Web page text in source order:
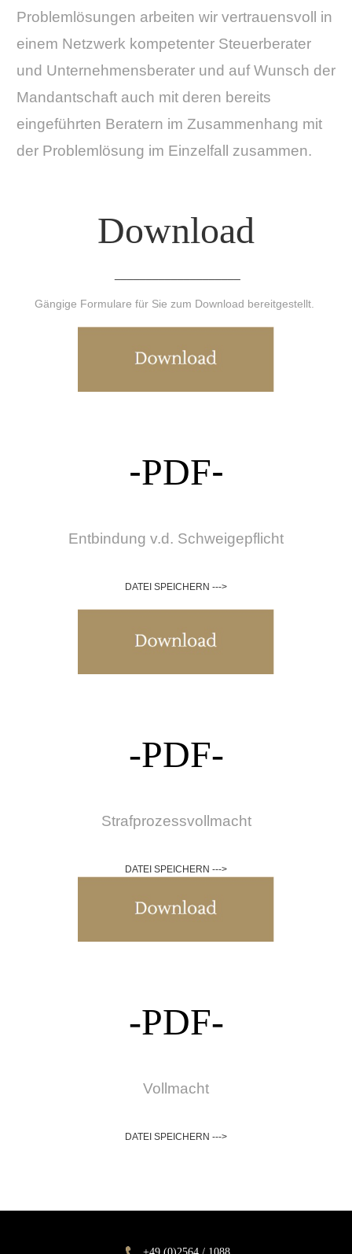
Problemlösungen arbeiten wir vertrauensvoll in
einem Netzwerk kompetenter Steuerberater
und Unternehmensberater und auf Wunsch der
Mandantschaft auch mit deren bereits
eingeführten Beratern im Zusammenhang mit
der Problemlösung im Einzelfall zusammen.
Download
Gängige Formulare für Sie zum Download bereitgestellt.
-PDF-
Entbindung v.d. Schweigepflicht
DATEI SPEICHERN --->
-PDF-
Strafprozessvollmacht
DATEI SPEICHERN --->
-PDF-
Vollmacht
DATEI SPEICHERN --->